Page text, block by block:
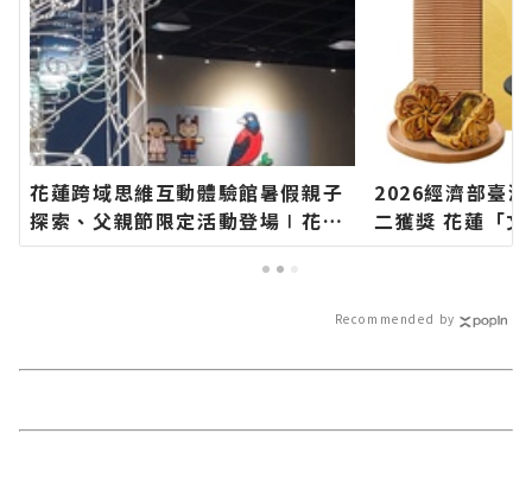
花蓮跨域思維互動體驗館暑假親子
探索、父親節限定活動登場∣花蓮
新聞網官方網站各類新聞－最快速
的今日新聞報導 最新的在地資訊！
2026經濟部臺
二獲獎 花蓮「
獎，「洄瀾薯
Recommended by